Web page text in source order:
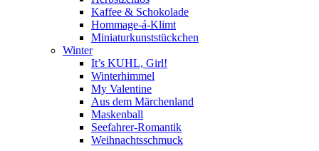
Kaffee & Schokolade
Hommage-á-Klimt
Miniaturkunststückchen
Winter
It’s KUHL, Girl!
Winterhimmel
My Valentine
Aus dem Märchenland
Maskenball
Seefahrer-Romantik
Weihnachtsschmuck